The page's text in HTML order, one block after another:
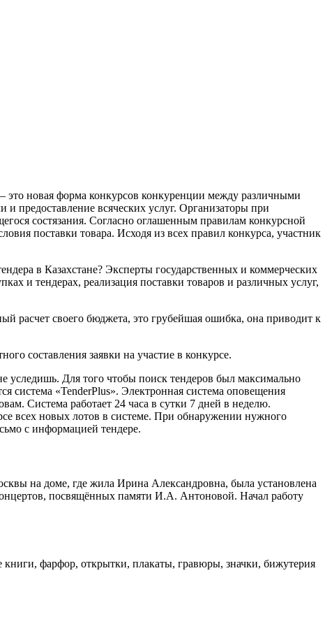
это новая форма конкурсов конкуренции между различными
предоставление всяческих услуг. Организаторы при
состязания. Согласно оглашенным правилам конкурсной
поставки товара. Исходя из всех правил конкурса, участник
в Казахстане? Эксперты государственных и коммерческих
и тендерах, реализация поставки товаров и различных услуг,
расчет своего бюджета, это грубейшая ошибка, она приводит к
составления заявки на участие в конкурсе.
уследишь. Для того чтобы поиск тендеров был максимально
система «TenderPlus». Электронная система оповещения
Система работает 24 часа в сутки 7 дней в неделю.
всех новых лотов в системе. При обнаружении нужного
с информацией тендере.
на доме, где жила Ирина Александровна, была установлена
посвящённых памяти И.А. Антоновой. Начал работу
фарфор, открытки, плакаты, гравюры, значки, бижутерия